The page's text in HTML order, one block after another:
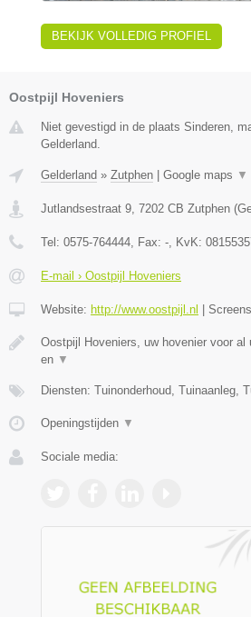
BEKIJK VOLLEDIG PROFIEL
Oostpijl Hoveniers
Niet gevestigd in de plaats Sinderen,
Gelderland.
Gelderland » Zutphen Google maps ▼
Jutlandsestraat 9 7202 CB Zutphen (
Tel: 0575-764444 , Fax: - , KvK:
E-mail › Oostpijl Hoveniers
Website: http://www.oostpijl.nl
Oostpijl Hoveniers, uw hovenier voor al
en ▼
Diensten: Tuinonderhoud, Tuinaanleg,
Openingstijden ▼
Sociale media: